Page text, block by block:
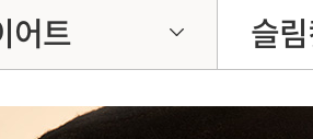
어트 슬